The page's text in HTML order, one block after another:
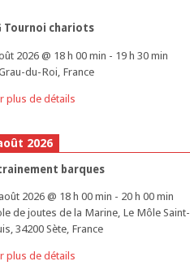
Tournoi chariots
2026@ 18 h 00 min - 19 h 30 min
du-Roi, France
plus de détails
2026
barques
2026@ 18 h 00 min - 20 h 00 min
de joutes de la Marine, Le Môle Saint-
34200 Sète, France
plus de détails